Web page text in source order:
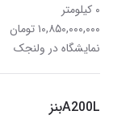
۰ کیلومتر
۱۰,۸۵۰,۰۰۰,۰۰۰ تومان
نمایشگاه در ولنجک
A200Lبنز